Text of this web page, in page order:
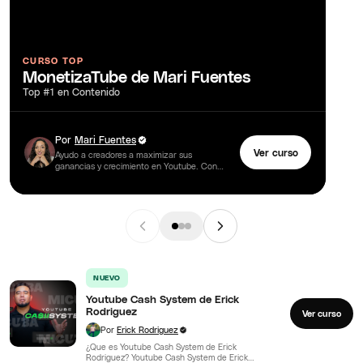
CURSO TOP
MonetizaTube de Mari Fuentes
Top #1 en Contenido
Por Mari Fuentes
Ayudo a creadores a maximizar sus
ganancias y crecimiento en Youtube. Con
Ver curso
NUEVO
Youtube Cash System de Erick
Rodriguez
Por Erick Rodriguez
¿Que es Youtube Cash System de Erick
Rodriguez? Youtube Cash System de Erick
Ver curso